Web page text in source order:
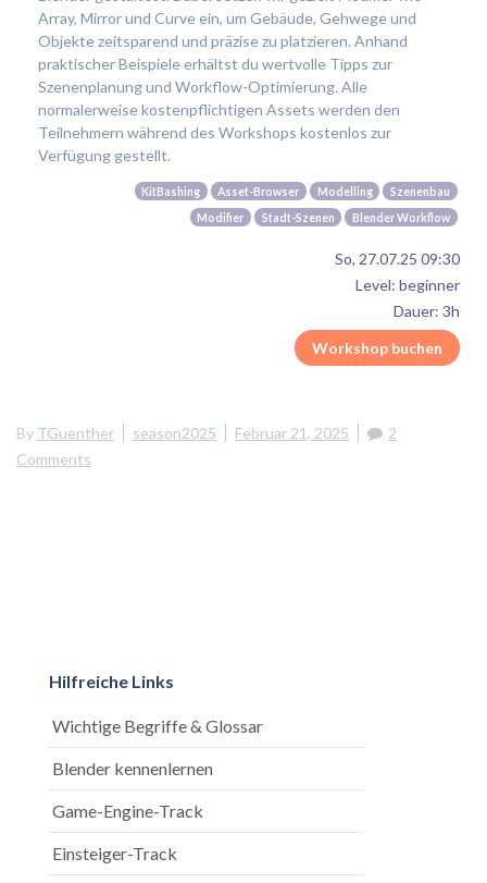
Array, Mirror und Curve ein, um Gebäude, Gehwege und
Objekte zeitsparend und präzise zu platzieren. Anhand
praktischer Beispiele erhältst du wertvolle Tipps zur
Szenenplanung und Workflow-Optimierung. Alle
normalerweise kostenpflichtigen Assets werden den
Teilnehmern während des Workshops kostenlos zur
Verfügung gestellt.
KitBashing Asset-Browser Modelling
Szenenbau
Modifier
Stadt-Szenen Blender Workflow
So, 27.07.25 09:30
Level: beginner
Dauer: 3h
Workshop buchen
By TGuenther season2025 Februar 21, 2025
2
Comments
Hilfreiche Links
Wichtige Begriffe & Glossar
Blender kennenlernen
Game-Engine-Track
Einsteiger-Track